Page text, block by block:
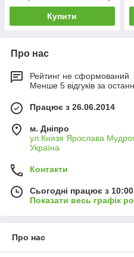
Купити
Про нас
Рейтинг не сформований
Менше 5 відгуків за
Працює з 26.06.2014
м. Дніпро
ул.Князя Ярослава
Україна
Контакти
Сьогодні працює з
Показати весь графік
Про нас